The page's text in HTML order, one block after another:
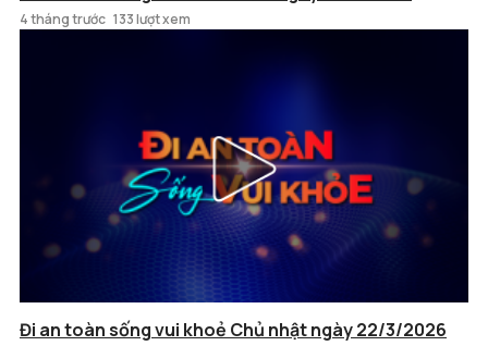
4 tháng trước 133 lượt xem
Đi an toàn sống vui khoẻ Chủ nhật ngày 22/3/2026